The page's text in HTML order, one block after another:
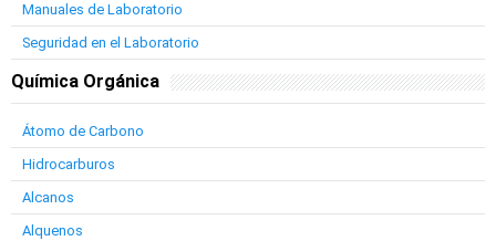
Manuales de Laboratorio
Seguridad en el Laboratorio
Química Orgánica
Átomo de Carbono
Hidrocarburos
Alcanos
Alquenos